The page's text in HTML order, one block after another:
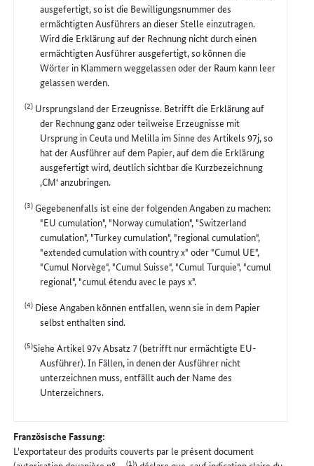
ausgefertigt, so ist die Bewilligungsnummer des
ermächtigten Ausführers an dieser Stelle einzutragen.
Wird die Erklärung auf der Rechnung nicht durch einen
ermächtigten Ausführer ausgefertigt, so können die
Wörter in Klammern weggelassen oder der Raum kann leer
gelassen werden.
(2) Ursprungsland der Erzeugnisse. Betrifft die Erklärung auf
der Rechnung ganz oder teilweise Erzeugnisse mit
Ursprung in Ceuta und Melilla im Sinne des Artikels 97j, so
hat der Ausführer auf dem Papier, auf dem die Erklärung
ausgefertigt wird, deutlich sichtbar die Kurzbezeichnung
‚CM‘ anzubringen.
(3)Gegebenenfalls ist eine der folgenden Angaben zu machen:
"EU cumulation", "Norway cumulation", "Switzerland
cumulation", "Turkey cumulation", "regional cumulation",
"extended cumulation with country x" oder "Cumul UE",
"Cumul Norvège", "Cumul Suisse", "Cumul Turquie", "cumul
regional", "cumul étendu avec le pays x".
(4) Diese Angaben können entfallen, wenn sie in dem Papier
selbst enthalten sind.
(5)Siehe Artikel 97v Absatz 7 (betrifft nur ermächtigte EU-
Ausführer). In Fällen, in denen der Ausführer nicht
unterzeichnen muss, entfällt auch der Name des
Unterzeichners.
Französische Fassung:
L'exportateur des produits couverts par le présent document
(1)